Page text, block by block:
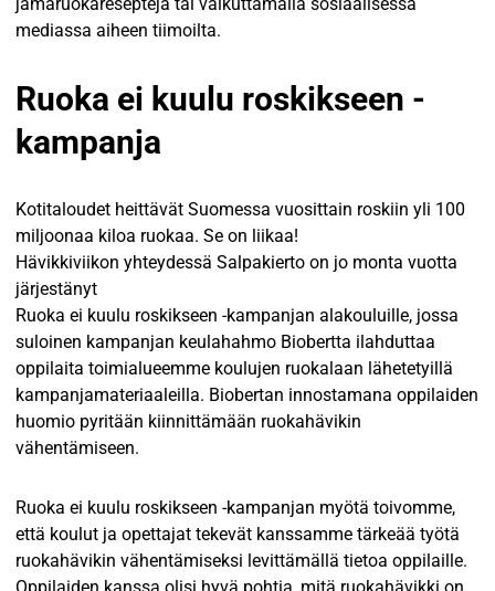
mediassa aiheen tiimoilta.
Ruoka ei kuulu roskikseen -
kampanja
Kotitaloudet heittävät Suomessa vuosittain roskiin yli 100
miljoonaa kiloa ruokaa. Se on liikaa!
Hävikkiviikon yhteydessä Salpakierto on jo monta vuotta
järjestänyt
Ruoka ei kuulu roskikseen -kampanjan alakouluille, jossa
suloinen kampanjan keulahahmo Biobertta ilahduttaa
oppilaita toimialueemme koulujen ruokalaan lähetetyillä
kampanjamateriaaleilla. Biobertan innostamana oppilaiden
huomio pyritään kiinnittämään ruokahävikin
vähentämiseen.
Ruoka ei kuulu roskikseen -kampanjan myötä toivomme,
että koulut ja opettajat tekevät kanssamme tärkeää työtä
ruokahävikin vähentämiseksi levittämällä tietoa oppilaille.